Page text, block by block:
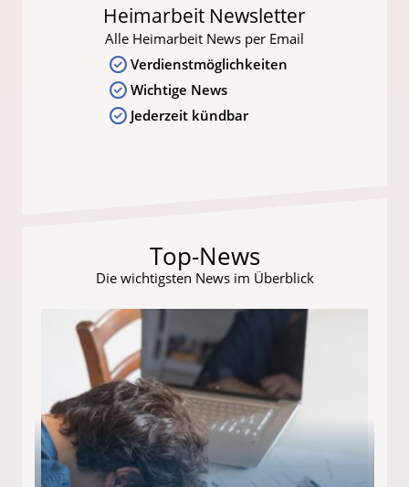
Heimarbeit Newsletter
Alle Heimarbeit News per Email
Verdienstmöglichkeiten
Wichtige News
Jederzeit kündbar
Top-News
Die wichtigsten News im Überblick